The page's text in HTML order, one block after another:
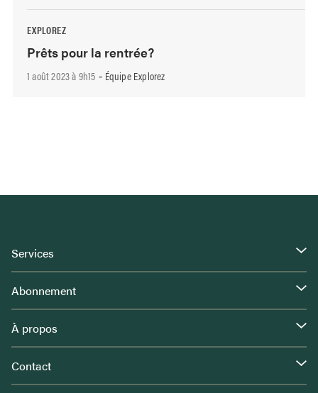
EXPLOREZ
Prêts pour la rentrée?
1 août 2023 à 9h15 - Équipe Explorez
Services
Abonnement
À propos
Contact